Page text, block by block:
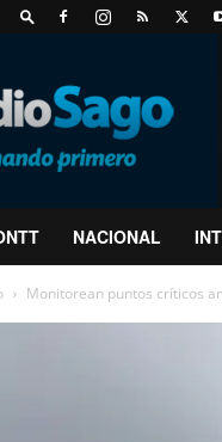
NACIONAL
Monitorean puntos críticos